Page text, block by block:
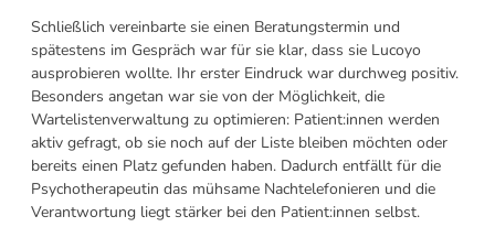
Schließlich vereinbarte sie einen Beratungstermin und
spätestens im Gespräch war für sie klar, dass sie Lucoyo
ausprobieren wollte. Ihr erster Eindruck war durchweg positiv.
Besonders angetan war sie von der Möglichkeit, die
Wartelistenverwaltung zu optimieren: Patient:innen werden
aktiv gefragt, ob sie noch auf der Liste bleiben möchten oder
bereits einen Platz gefunden haben. Dadurch entfällt für die
Psychotherapeutin das mühsame Nachtelefonieren und die
Verantwortung liegt stärker bei den Patient:innen selbst.